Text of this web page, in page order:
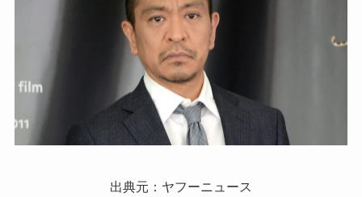
出典元：ヤフーニュース